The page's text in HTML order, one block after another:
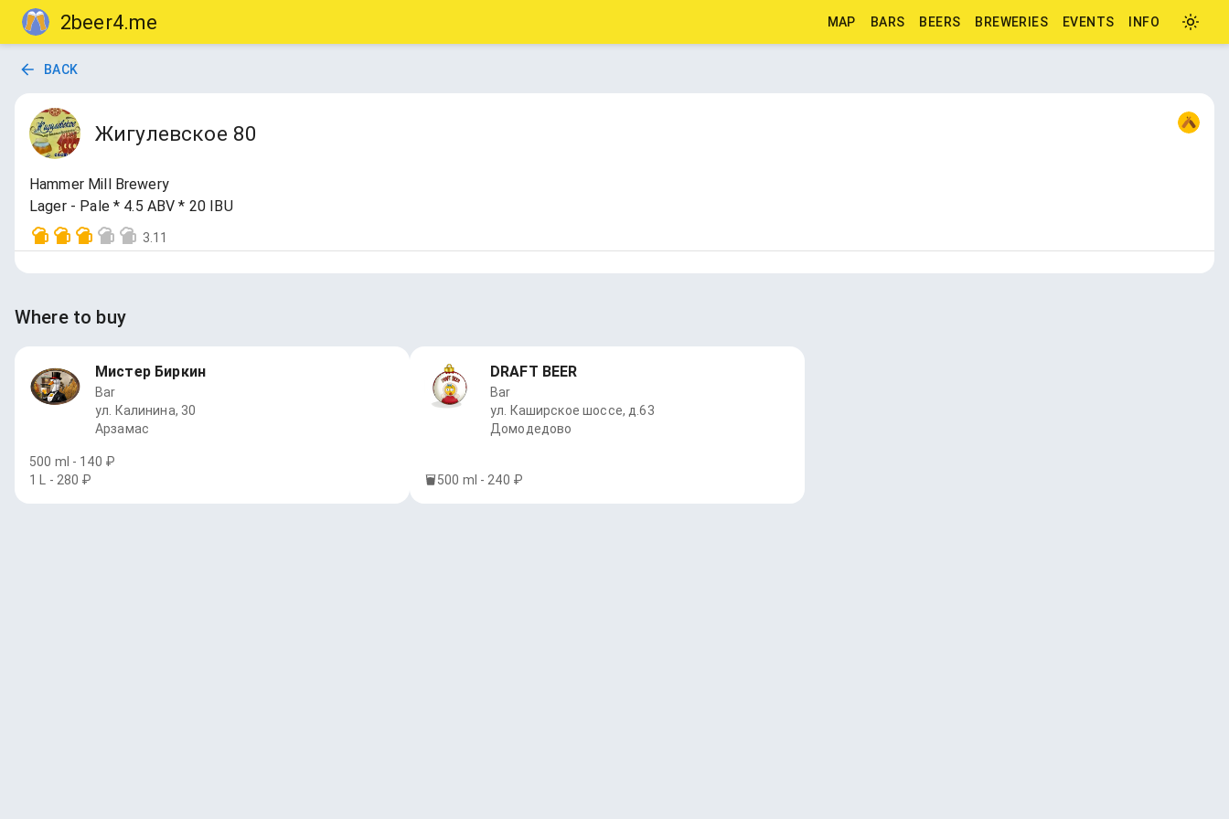
2beer4.me MAP BARS BEERS BREWERIES EVENTS INFO
BACK
Жигулевское 80
Hammer Mill Brewery
Lager - Pale * 4.5 ABV * 20 IBU
3.11
Where to buy
Мистер Биркин
Bar
ул. Калинина, 30
Арзамас
500 ml - 140 ₽
1 L - 280 ₽
DRAFT BEER
Bar
ул. Каширское шоссе, д.63
Домодедово
500 ml - 240 ₽